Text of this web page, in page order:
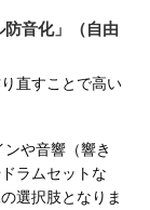
音化」（自由
直すことで高い
や音響（響き
ラムセットな
選択肢となりま